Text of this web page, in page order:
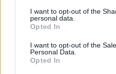
I want to opt-out of the
personal data.
Opted In
I want to opt-out of the
Personal Data.
Opted In
Pour prolonger le